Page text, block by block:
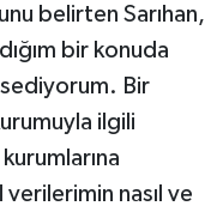
belirten Sarıhan,
bir konuda
Bir
ilgili
verilerimin nasıl ve